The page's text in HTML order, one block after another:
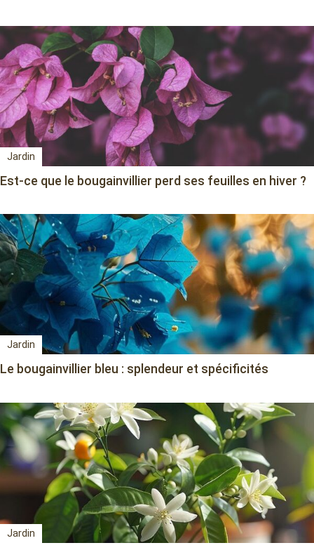
Jardin
Est-ce que le bougainvillier perd ses feuilles en hiver ?
Jardin
Le bougainvillier bleu : splendeur et spécificités
Jardin